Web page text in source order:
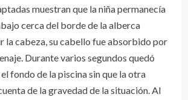
muestran que la niña permanecía
cerca del borde de la alberca
la cabeza, su cabello fue absorbido por
Durante varios segundos quedó
fondo de la piscina sin que la otra
de la gravedad de la situación. Al